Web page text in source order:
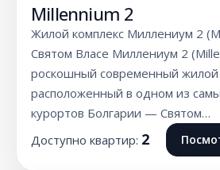
Millennium 2
Жилой комплекс Миллениум 2
Святом Власе Миллениум 2
роскошный современный жилой
расположенный в одном из
курортов Болгарии — Святом…
Доступно квартир: 2